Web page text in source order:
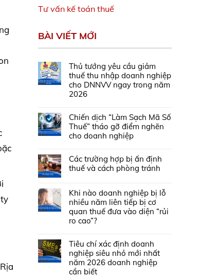
Tư vấn kế toán thuế
BÀI VIẾT MỚI
Thủ tướng yêu cầu giảm
thuế thu nhập doanh nghiệp
cho DNNVV ngay trong năm
2026
Chiến dịch “Làm Sạch Mã Số
Thuế” tháo gỡ điểm nghẽn
cho doanh nghiệp
Các trường hợp bị ấn định
thuế và cách phòng tránh
Khi nào doanh nghiệp bị lỗ
nhiều năm liên tiếp bị cơ
quan thuế đưa vào diện “rủi
ro cao”?
Tiêu chí xác định doanh
nghiệp siêu nhỏ mới nhất
năm 2026 doanh nghiệp
cần biết